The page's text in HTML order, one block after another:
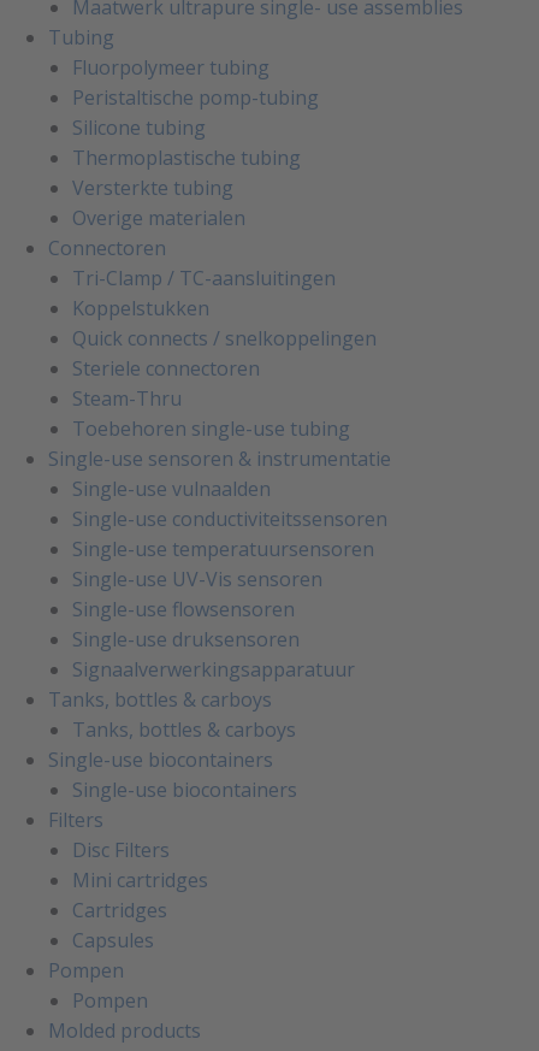
Maatwerk ultrapure single- use assemblies
Tubing
Fluorpolymeer tubing
Peristaltische pomp-tubing
Silicone tubing
Thermoplastische tubing
Versterkte tubing
Overige materialen
Connectoren
Tri-Clamp / TC-aansluitingen
Koppelstukken
Quick connects / snelkoppelingen
Steriele connectoren
Steam-Thru
Toebehoren single-use tubing
Single-use sensoren & instrumentatie
Single-use vulnaalden
Single-use conductiviteitssensoren
Single-use temperatuursensoren
Single-use UV-Vis sensoren
Single-use flowsensoren
Single-use druksensoren
Signaalverwerkingsapparatuur
Tanks, bottles & carboys
Tanks, bottles & carboys
Single-use biocontainers
Single-use biocontainers
Filters
Disc Filters
Mini cartridges
Cartridges
Capsules
Pompen
Pompen
Molded products